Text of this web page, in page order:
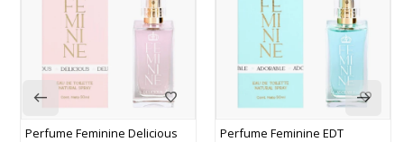
Perfume Feminine Delicious
Perfume Feminine EDT